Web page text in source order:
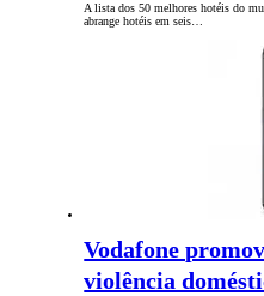
A lista dos 50 melhores hotéis do
abrange hotéis em seis…
Vodafone
violência